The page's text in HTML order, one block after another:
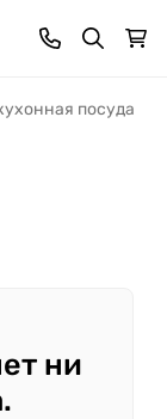
посуда и
ни